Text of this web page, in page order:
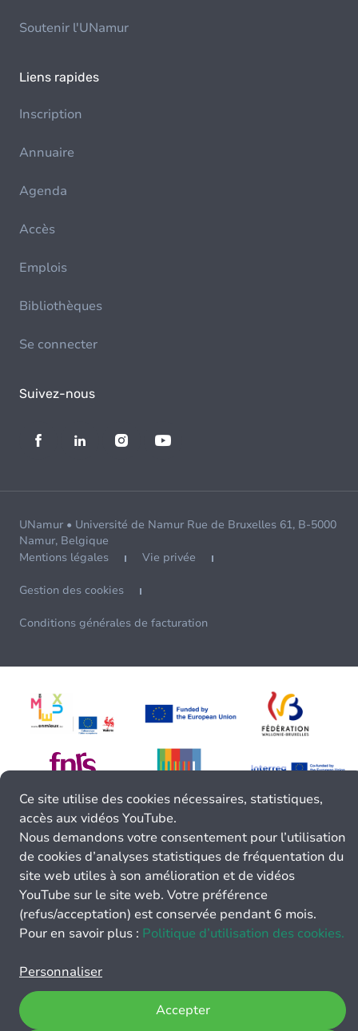
Soutenir l'UNamur
Liens rapides
Inscription
Annuaire
Agenda
Accès
Emplois
Bibliothèques
Se connecter
Suivez-nous
UNamur • Université de Namur Rue de Bruxelles 61, B-5000
Namur, Belgique
Mentions légales
Vie privée
Gestion des cookies
Conditions générales de facturation
Ce site utilise des cookies nécessaires, statistiques,
accès aux vidéos YouTube.
Nous demandons votre consentement pour l’utilisation
de cookies d’analyses statistiques de fréquentation du
site web utiles à son amélioration et de vidéos
YouTube sur le site web. Votre préférence
(refus/acceptation) est conservée pendant 6 mois.
Pour en savoir plus : Politique d’utilisation des cookies.
Personnaliser
Accepter